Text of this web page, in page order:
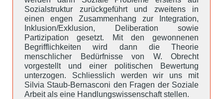
Sozialstruktur zurückgeführt und zweitens in
einen engen Zusammenhang zur Integration,
Inklusion/Exklusion, Deliberation sowie
Partizipation gesetzt. Mit den gewonnenen
Begrifflichkeiten wird dann die Theorie
menschlicher Bedürfnisse von W. Obrecht
vorgestellt und einer politischen Bewertung
unterzogen. Schliesslich werden wir uns mit
Silvia Staub-Bernasconi den Fragen der Soziale
Arbeit als eine Handlungswissenschaft stellen.